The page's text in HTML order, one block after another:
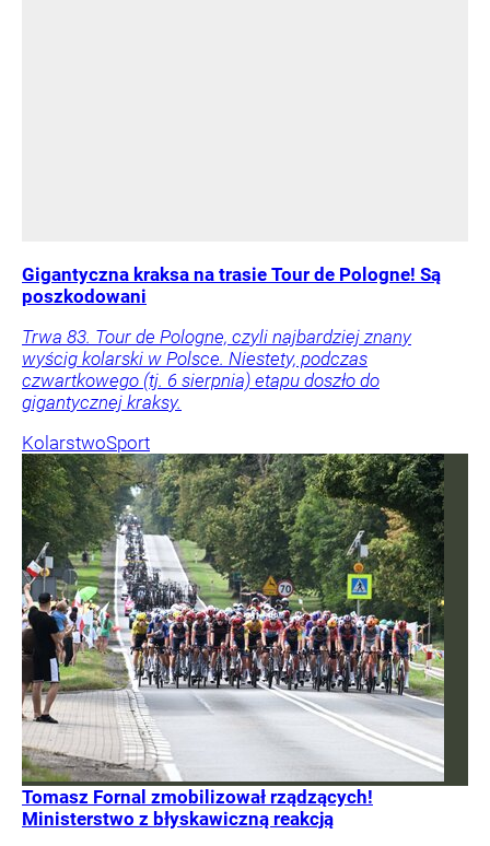
Gigantyczna kraksa na trasie Tour de Pologne! Są
poszkodowani
Trwa 83. Tour de Pologne, czyli najbardziej znany
wyścig kolarski w Polsce. Niestety, podczas
czwartkowego (tj. 6 sierpnia) etapu doszło do
gigantycznej kraksy.
KolarstwoSport
Tomasz Fornal zmobilizował rządzących!
Ministerstwo z błyskawiczną reakcją